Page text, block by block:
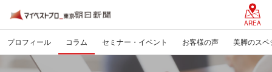
AREA
プロフィール コラム セミナー・イベント お客様の声 美脚のスペ